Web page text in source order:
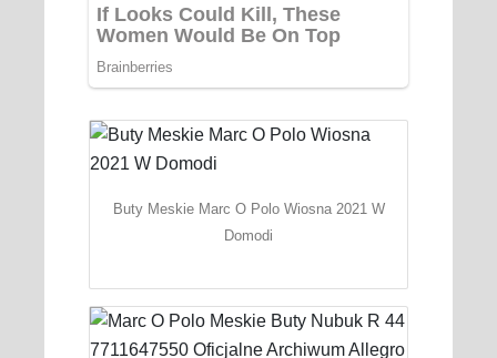
Buty Meskie Marc O Polo Wiosna 2021 W
Domodi